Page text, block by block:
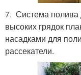
7. Система полива
высоких грядок
насадками для
рассекатели.